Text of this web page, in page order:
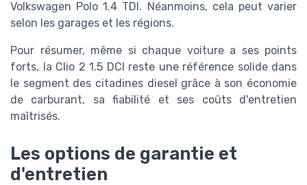
Volkswagen Polo 1.4 TDI. Néanmoins, cela peut varier
selon les garages et les régions.
Pour résumer, même si chaque voiture a ses points
forts, la Clio 2 1.5 DCI reste une référence solide dans
le segment des citadines diesel grâce à son économie
de carburant, sa fiabilité et ses coûts d'entretien
maîtrisés.
Les options de garantie et
d'entretien